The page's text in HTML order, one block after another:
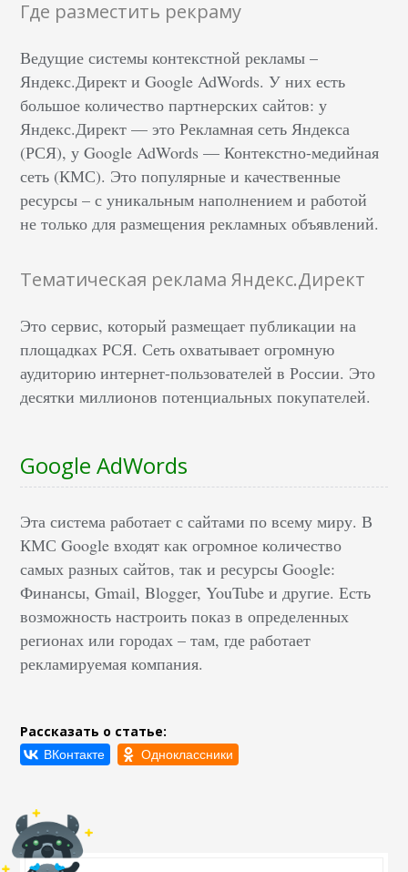
Где разместить рекраму
Ведущие системы контекстной рекламы –
Яндекс.Директ и Google AdWords. У них есть
большое количество партнерских сайтов: у
Яндекс.Директ — это Рекламная сеть Яндекса
(РСЯ), у Google AdWords — Контекстно-медийная
сеть (КМС). Это популярные и качественные
ресурсы – с уникальным наполнением и работой
не только для размещения рекламных объявлений.
Тематическая реклама Яндекс.Директ
Это сервис, который размещает публикации на
площадках РСЯ. Сеть охватывает огромную
аудиторию интернет-пользователей в России. Это
десятки миллионов потенциальных покупателей.
Google AdWords
Эта система работает с сайтами по всему миру. В
КМС Google входят как огромное количество
самых разных сайтов, так и ресурсы Google:
Финансы, Gmail, Blogger, YouTube и другие. Есть
возможность настроить показ в определенных
регионах или городах – там, где работает
рекламируемая компания.
Рассказать о статье: